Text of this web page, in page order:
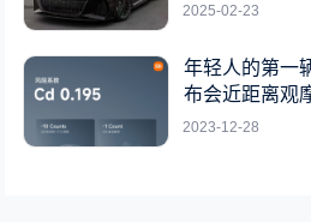
2025-02-23
年轻人的第一
布会近距离观
2023-12-28